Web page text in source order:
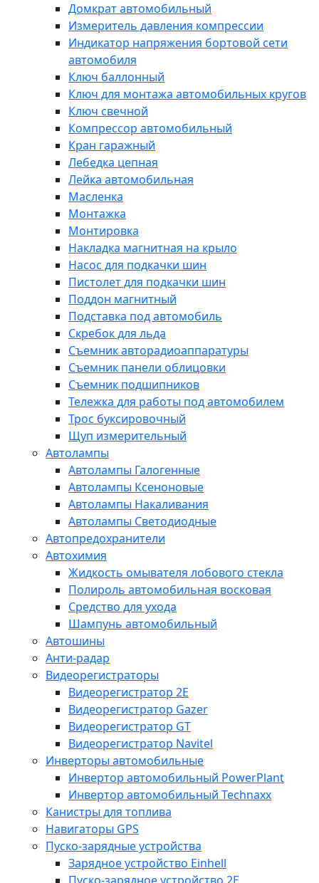
Домкрат автомобильный
Измеритель давления компрессии
Индикатор напряжения бортовой сети
автомобиля
Ключ баллонный
Ключ для монтажа автомобильных кругов
Ключ свечной
Компрессор автомобильный
Кран гаражный
Лебедка цепная
Лейка автомобильная
Масленка
Монтажка
Монтировка
Накладка магнитная на крыло
Насос для подкачки шин
Пистолет для подкачки шин
Поддон магнитный
Подставка под автомобиль
Скребок для льда
Съемник авторадиоаппаратуры
Съемник панели облицовки
Съемник подшипников
Тележка для работы под автомобилем
Трос буксировочный
Щуп измерительный
Автолампы
Автолампы Галогенные
Автолампы Ксеноновые
Автолампы Накаливания
Автолампы Светодиодные
Автопредохранители
Автохимия
Жидкость омывателя лобового стекла
Полироль автомобильная восковая
Средство для ухода
Шампунь автомобильный
Автошины
Анти-радар
Видеорегистраторы
Видеорегистратор 2E
Видеорегистратор Gazer
Видеорегистратор GT
Видеорегистратор Navitel
Инверторы автомобильные
Инвертор автомобильный PowerPlant
Инвертор автомобильный Technaxx
Канистры для топлива
Навигаторы GPS
Пуско-зарядные устройства
Зарядное устройство Einhell